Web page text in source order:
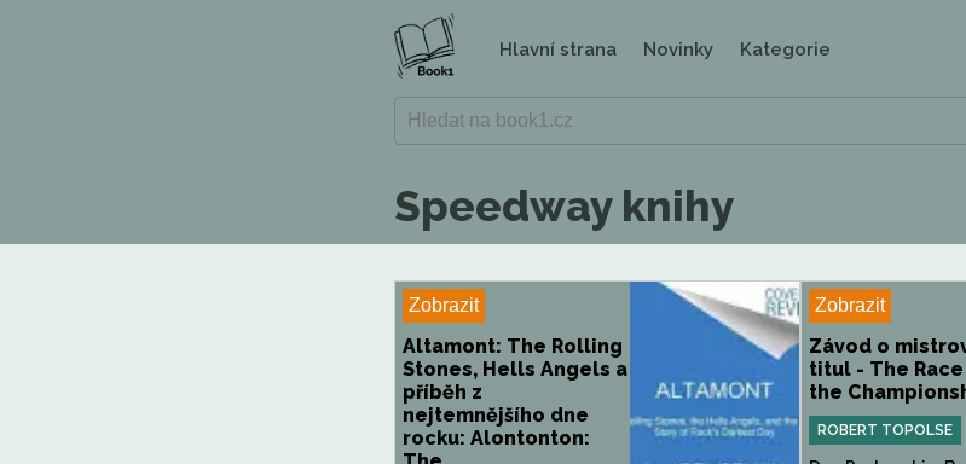
Hlavní strana Novinky Kategorie
Speedway knihy
Zobrazit
Altamont: The Rolling
Stones, Hells Angels a
příběh z
nejtemnějšího dne
rocku: Alontonton:
Zobrazit
Závod o
titul - The
the
ROBERT TOPOLSE